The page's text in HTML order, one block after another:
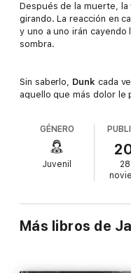
Después de la muerte, la
girando. La reacción en
y uno a uno irán
sombra.
Sin saberlo, Dunk cada
aquello que más dolor le
ha madurado, ha
ordenado su vida
las piezas parecen
Evase reencontrará
GÉNERO
Juvenil
Más libros de